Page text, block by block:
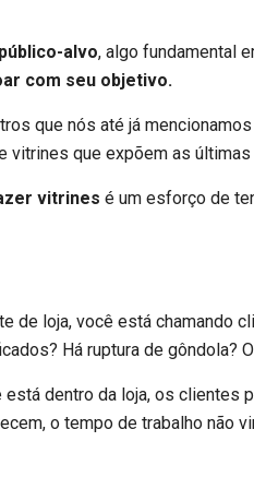
alvo, algo fundamental
com seu objetivo.
que nós até já
que expõem as
vitrines é um esforço de
de loja, você está chamando
Há ruptura de gôndola?
dentro da loja, os clientes
o tempo de trabalho não